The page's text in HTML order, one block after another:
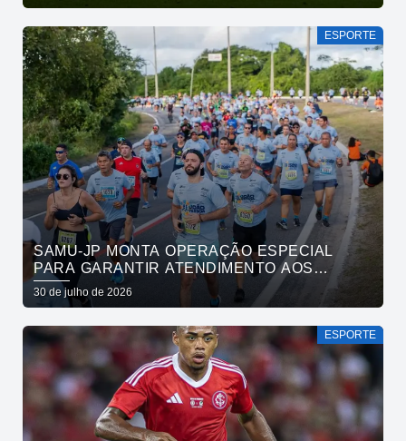
ESPORTE
SAMU-JP MONTA OPERAÇÃO ESPECIAL
PARA GARANTIR ATENDIMENTO AOS
ATLETAS DA MARATONA INTERNACIONAL
DE JOÃO PESSOA
30 de julho de 2026
ESPORTE